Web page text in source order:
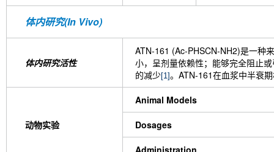
体内研究(In Vivo)
体内研究活性
ATN-161 (Ac-PHSCN-NH2)是一种
小，呈剂量依赖性；能够完全阻止
的减少[1]。ATN-161在血浆中半衰
动物实验
Animal Models
Dosages
Administration